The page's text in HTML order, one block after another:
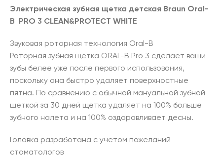
Электрическая зубная щетка детская Braun Oral-
B PRO 3 CLEAN&PROTECT WHITE
Звуковая роторная технология Oral-B
Роторная зубная щетка ORAL-B Pro 3 сделает ваши
зубы белее уже после первого использования,
поскольку она быстро удаляет поверхностные
пятна. По сравнению с обычной мануальной зубной
щеткой за 30 дней щетка удаляет на 100% больше
зубного налета и на 100% оздоравливает десны.
Головка разработана с учетом пожеланий
стоматологов